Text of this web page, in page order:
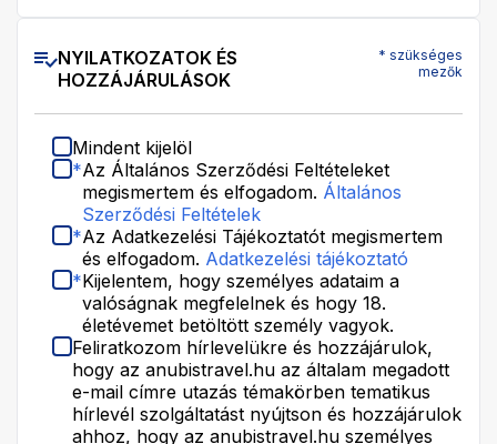
NYILATKOZATOK ÉS
HOZZÁJÁRULÁSOK
* szükséges
mezők
Mindent kijelöl
Az Általános Szerződési Feltételeket
megismertem és elfogadom. Általános
Szerződési Feltételek
*
Az Adatkezelési Tájékoztatót megismertem
és elfogadom. Adatkezelési tájékoztató
*
Kijelentem, hogy személyes adataim a
valóságnak megfelelnek és hogy 18.
életévemet betöltött személy vagyok.
*
Feliratkozom hírlevelükre és hozzájárulok,
hogy az anubistravel.hu az általam megadott
e-mail címre utazás témakörben tematikus
hírlevél szolgáltatást nyújtson és hozzájárulok
ahhoz, hogy az anubistravel.hu személyes